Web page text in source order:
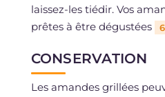
laissez-les tiédir. Vos
prêtes à être dégustées
6
CONSERVATION
Les amandes grillées